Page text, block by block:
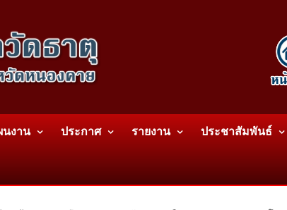
นงาน ประกาศ รายงาน ประชาสัมพันธ์